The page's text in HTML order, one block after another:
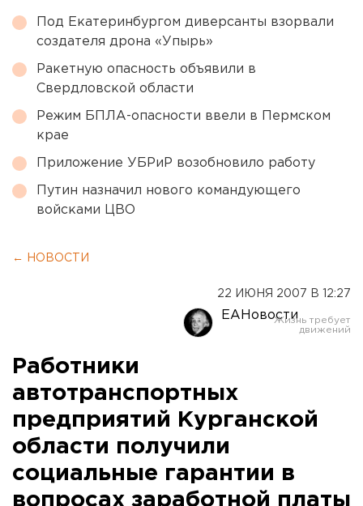
Под Екатеринбургом диверсанты взорвали
создателя дрона «Упырь»
Ракетную опасность объявили в
Свердловской области
Режим БПЛА-опасности ввели в Пермском
крае
Приложение УБРиР возобновило работу
Путин назначил нового командующего
войсками ЦВО
← НОВОСТИ
22 ИЮНЯ 2007 В 12:27
ЕАНовости
Работники
автотранспортных
предприятий Курганской
области получили
социальные гарантии в
вопросах заработной платы